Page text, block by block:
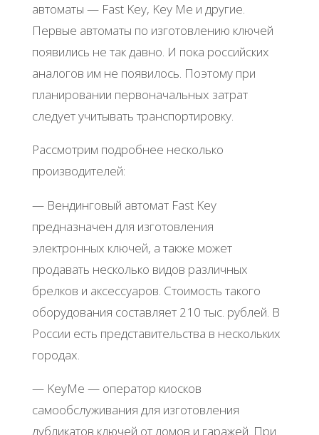
автоматы — Fast Key, Key Me и другие.
Первые автоматы по изготовлению ключей
появились не так давно. И пока российских
аналогов им не появилось. Поэтому при
планировании первоначальных затрат
следует учитывать транспортировку.
Рассмотрим подробнее несколько
производителей:
— Вендинговый автомат Fast Key
предназначен для изготовления
электронных ключей, а также может
продавать несколько видов различных
брелков и аксессуаров. Стоимость такого
оборудования составляет 210 тыс. рублей. В
России есть представительства в нескольких
городах.
— KeyMe — оператор киосков
самообслуживания для изготовления
дубликатов ключей от домов и гаражей. При